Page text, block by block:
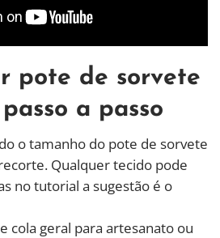
pote de sorvete
a passo
o tamanho do pote de sorvete
Qualquer tecido pode
no tutorial a sugestão é o
cola geral para artesanato ou